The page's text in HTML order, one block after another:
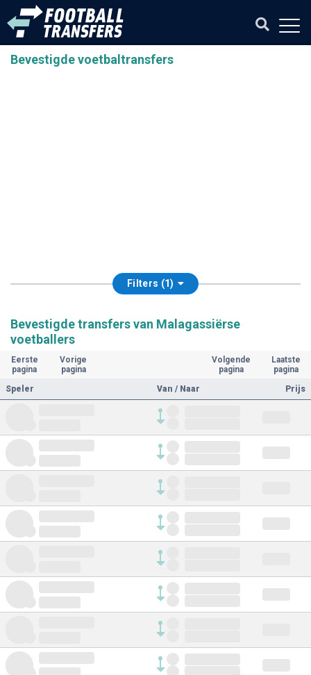
Bevestigde voetbaltransfers
Filters (1)
Bevestigde transfers van Malagassiërse
voetballers
Eerste
pagina
Vorige
pagina
Volgende
pagina
Laatste
pagina
Speler
Van / Naar Prijs